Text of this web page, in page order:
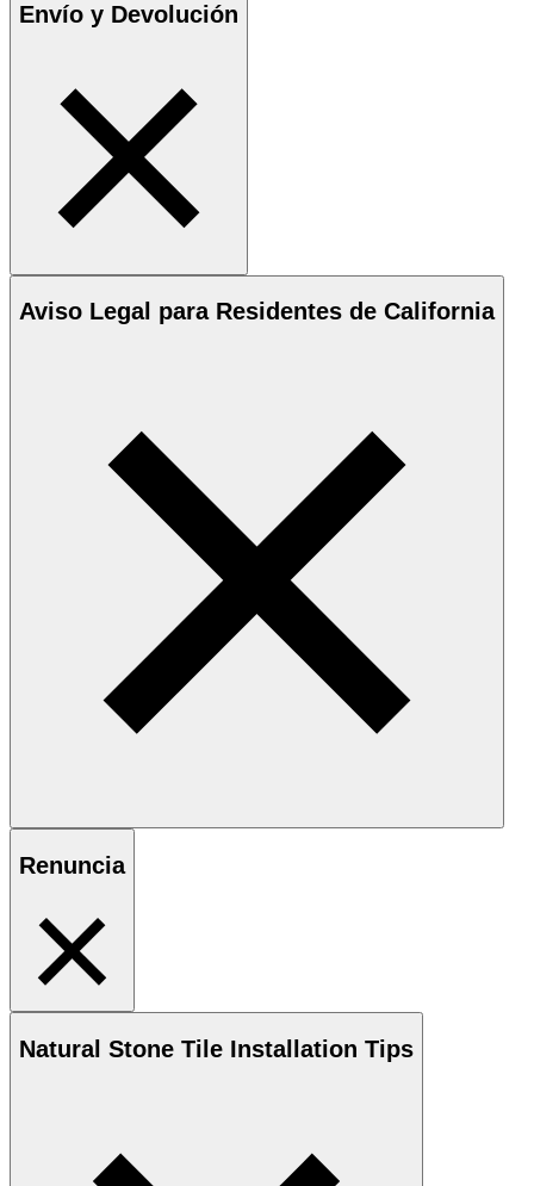
Envío y Devolución
Aviso Legal para Residentes de California
Renuncia
Natural Stone Tile Installation Tips